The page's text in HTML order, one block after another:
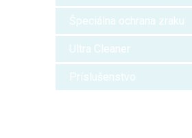
Špeciálna ochrana zraku
Ultra Cleaner
Príslušenstvo